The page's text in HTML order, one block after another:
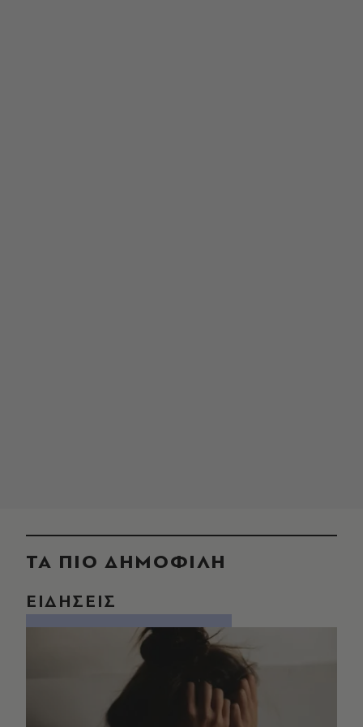
ΤΑ ΠΙΟ ΔΗΜΟΦΙΛΗ
ΕΙΔΗΣΕΙΣ